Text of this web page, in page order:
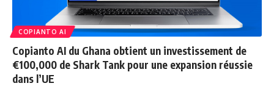
COPIANTO AI
Copianto AI du Ghana obtient un investissement de
€100,000 de Shark Tank pour une expansion réussie
dans l’UE